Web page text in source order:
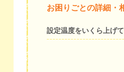
お困りごとの詳細・
設定温度をいくら上げ